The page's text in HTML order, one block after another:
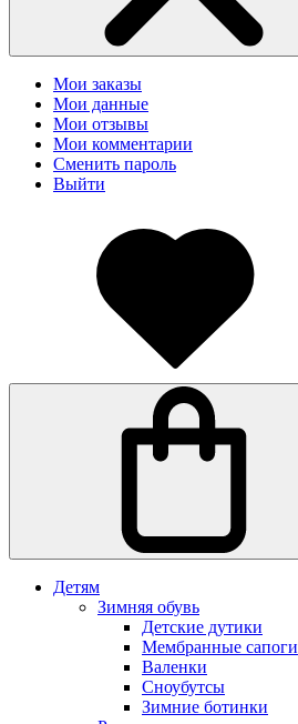
Мои заказы
Мои данные
Мои отзывы
Мои комментарии
Сменить пароль
Выйти
Детям
Зимняя обувь
Детские дутики
Мембранные сапоги
Валенки
Сноубутсы
Зимние ботинки